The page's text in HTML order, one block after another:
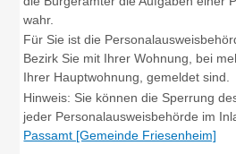
wahr.
Für Sie ist die
Bezirk Sie mit Ihrer Wohnung, bei
Ihrer Hauptwohnung, gemeldet sind.
Hinweis: Sie können die Sperrung
jeder Personalausweisbehörde im
Passamt [Gemeinde Friesenheim]